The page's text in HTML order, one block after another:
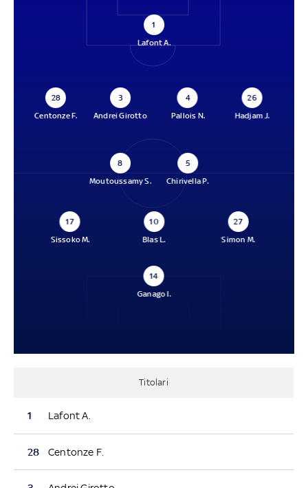
1
Lafont A.
28
Centonze F.
3
Andrei Girotto
4
Pallois N.
26
Hadjam J.
8
Moutoussamy S.
5
Chirivella P.
17
Sissoko M.
10
Blas L.
27
Simon M.
14
Ganago I.
Titolari
1 Lafont A.
28 Centonze F.